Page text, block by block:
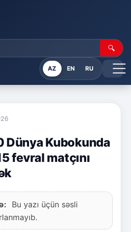
🔍
AZ EN RU
Dünya Kubokunda
fevral matçını
Bu yazı üçün səsli